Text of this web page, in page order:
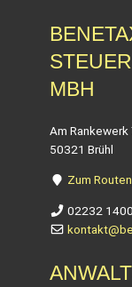
MBH
Am Rankewerk
50321 Brühl
Zum
02232